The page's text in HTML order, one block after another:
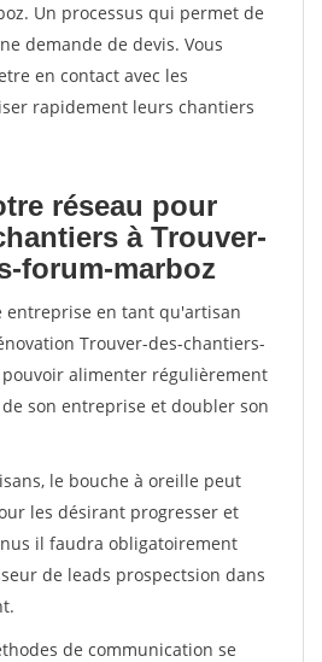
Un processus qui permet de
demande de devis. Vous
en contact avec les
rapidement leurs chantiers
réseau pour
à Trouver-
forum-marboz
entreprise en tant qu'artisan
Trouver-des-chantiers-
alimenter régulièrement
son entreprise et doubler son
le bouche à oreille peut
les désirant progresser et
il faudra obligatoirement
de leads prospectsion dans
de communication se